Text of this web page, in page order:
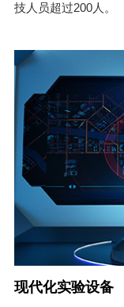
技人员超过200人。
现代化实验设备